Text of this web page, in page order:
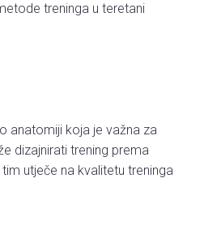
treninga u teretani
anatomiji koja je važna za
dizajnirati trening prema
utječe na kvalitetu treninga